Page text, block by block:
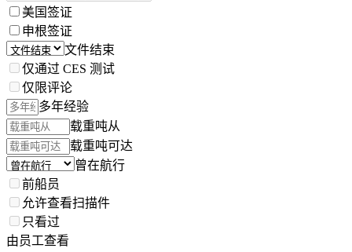
美国签证
申根签证
文件结束
仅通过 CES 测试
仅限评论
多年经验
载重吨从
载重吨可达
曾在航行
前船员
允许查看扫描件
只看过
由员工查看